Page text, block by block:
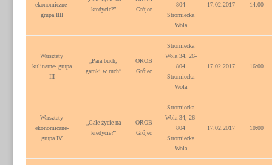
ekonomiczne-
grupa IIII
kredycie?”
Grójec
804
Stromiecka
Wola
17.02.2017 14:00
Warsztaty
kulinarne- grupa
III
„Para buch,
garnki w ruch”
OROB
Grójec
Stromiecka
Wola 34, 26-
804
Stromiecka
Wola
17.02.2017 16:00
Warsztaty
ekonomiczne-
grupa IV
„Całe życie na
kredycie?”
OROB
Grójec
Stromiecka
Wola 34, 26-
804
Stromiecka
Wola
17.02.2017 10:00